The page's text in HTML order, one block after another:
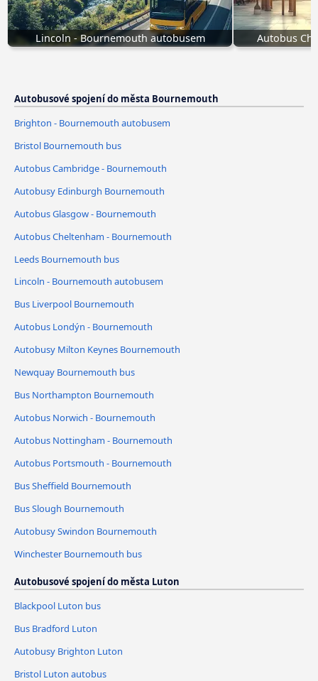
Lincoln - Bournemouth autobusem Autobus
Autobusové spojení do města Bournemouth
Brighton - Bournemouth autobusem
Bristol Bournemouth bus
Autobus Cambridge - Bournemouth
Autobusy Edinburgh Bournemouth
Autobus Glasgow - Bournemouth
Autobus Cheltenham - Bournemouth
Leeds Bournemouth bus
Lincoln - Bournemouth autobusem
Bus Liverpool Bournemouth
Autobus Londýn - Bournemouth
Autobusy Milton Keynes Bournemouth
Newquay Bournemouth bus
Bus Northampton Bournemouth
Autobus Norwich - Bournemouth
Autobus Nottingham - Bournemouth
Autobus Portsmouth - Bournemouth
Bus Sheffield Bournemouth
Bus Slough Bournemouth
Autobusy Swindon Bournemouth
Winchester Bournemouth bus
Autobusové spojení do města Luton
Blackpool Luton bus
Bus Bradford Luton
Autobusy Brighton Luton
Bristol Luton autobus